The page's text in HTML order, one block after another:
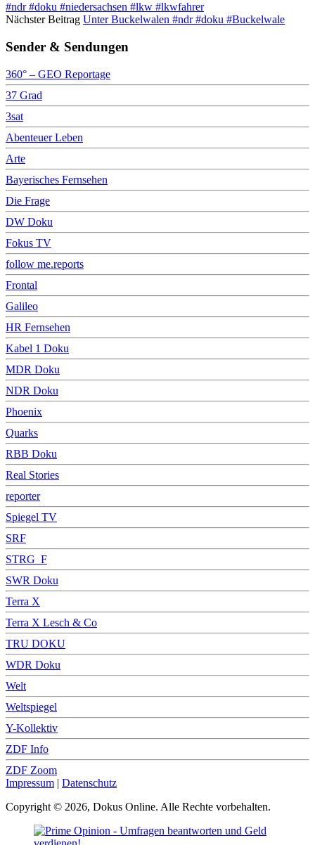
#ndr #doku #niedersachsen #lkw #lkwfahrer
Nächster Beitrag Unter Buckelwalen #ndr #doku #Buckelwale
Sender & Sendungen
360° – GEO Reportage
37 Grad
3sat
Abenteuer Leben
Arte
Bayerisches Fernsehen
Die Frage
DW Doku
Fokus TV
follow me.reports
Frontal
Galileo
HR Fernsehen
Kabel 1 Doku
MDR Doku
NDR Doku
Phoenix
Quarks
RBB Doku
Real Stories
reporter
Spiegel TV
SRF
STRG_F
SWR Doku
Terra X
Terra X Lesch & Co
TRU DOKU
WDR Doku
Welt
Weltspiegel
Y-Kollektiv
ZDF Info
ZDF Zoom
Impressum | Datenschutz
Copyright © 2026, Dokus Online. Alle Rechte vorbehalten.